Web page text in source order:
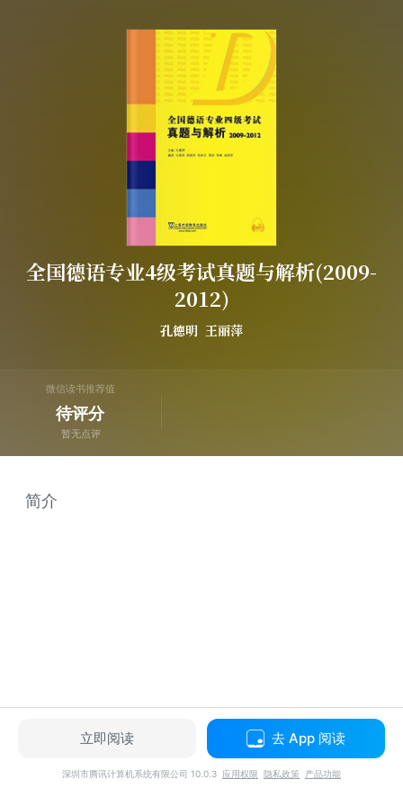
全国德语专业4级考试真题与解析(2009-
2012)
孔德明 王丽萍
微信读书推荐值
待评分
暂无点评
简介
立即阅读 去 App 阅读
深圳市腾讯计算机系统有限公司 10.0.3 应用权限 隐私政策 产品功能